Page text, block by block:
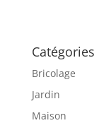
Catégories
Bricolage
Jardin
Maison